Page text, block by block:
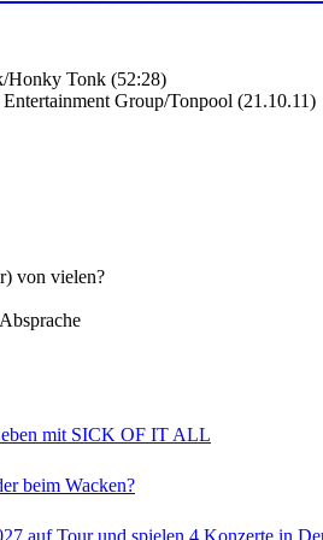
Honky Tonk (52:28)
Group/Tonpool (21.10.11)
von vielen?
mit SICK OF IT ALL
beim Wacken?